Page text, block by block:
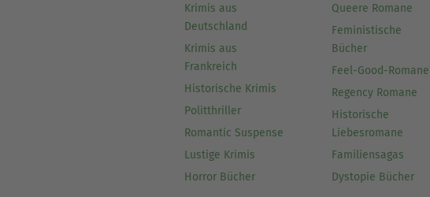
Krimis aus
Deutschland
Krimis aus
Frankreich
Historische Krimis
Politthriller
Romantic Suspense
Lustige Krimis
Horror Bücher
Queere Romane
Feministische
Bücher
Feel-Good-Romane
Regency Romane
Historische
Liebesromane
Familiensagas
Dystopie Bücher